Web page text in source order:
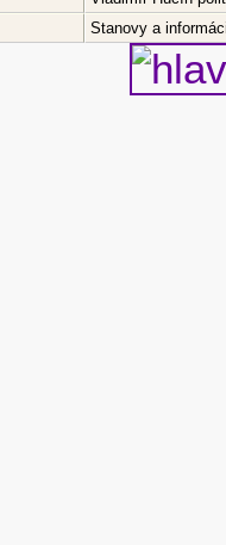
Stanovy a